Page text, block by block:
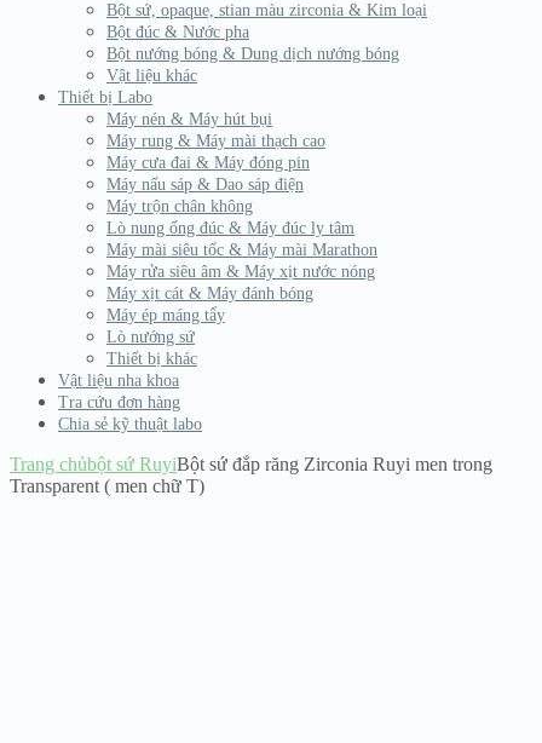
Bột sứ, opaque, stian màu zirconia & Kim loại
Bột đúc & Nước pha
Bột nướng bóng & Dung dịch nướng bóng
Vật liệu khác
Thiết bị Labo
Máy nén & Máy hút bụi
Máy rung & Máy mài thạch cao
Máy cưa đai & Máy đóng pin
Máy nấu sáp & Dao sáp điện
Máy trộn chân không
Lò nung ống đúc & Máy đúc ly tâm
Máy mài siêu tốc & Máy mài Marathon
Máy rửa siêu âm & Máy xịt nước nóng
Máy xịt cát & Máy đánh bóng
Máy ép máng tẩy
Lò nướng sứ
Thiết bị khác
Vật liệu nha khoa
Tra cứu đơn hàng
Chia sẻ kỹ thuật labo
Trang chủbột sứ RuyiBột sứ đắp răng Zirconia Ruyi men trong
Transparent ( men chữ T)